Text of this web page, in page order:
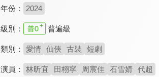
年份： 2024
級別： 普遍級
類別： 愛情 仙俠 古裝 短劇
演員： 林昕宜 田栩寧 周宸佳 石雪婧 代超